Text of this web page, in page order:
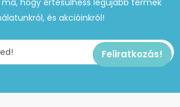
hogy értesülhess legújabb termék
és akcióinkról!